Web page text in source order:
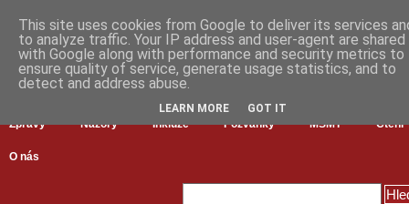
Zprávy Názory Inkluze Pozvánky MŠMT Čtení
O nás
This site uses cookies from Google to deliver its services
to analyze traffic. Your IP address and user-agent are shared
with Google along with performance and security metrics to
ensure quality of service, generate usage statistics, and to
detect and address abuse.
LEARN MORE GOT IT